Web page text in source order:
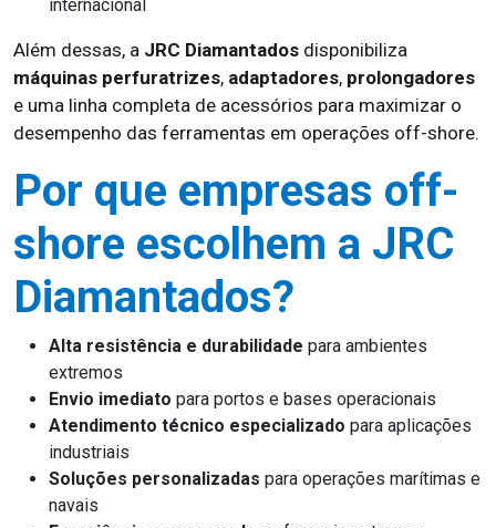
internacional
Além dessas, a JRC Diamantados disponibiliza
máquinas perfuratrizes, adaptadores, prolongadores
e uma linha completa de acessórios para maximizar o
desempenho das ferramentas em operações off-shore.
Por que empresas off-
shore escolhem a JRC
Diamantados?
Alta resistência e durabilidade para ambientes
extremos
Envio imediato para portos e bases operacionais
Atendimento técnico especializado para aplicações
industriais
Soluções personalizadas para operações marítimas e
navais